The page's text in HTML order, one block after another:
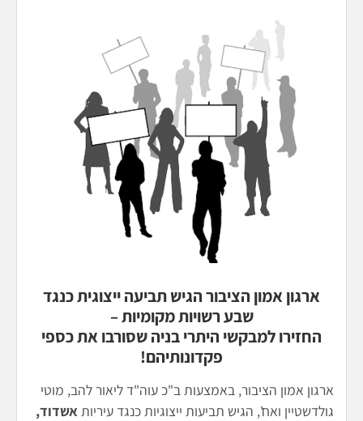
ארגון אמון הציבור הגיש תביעה ייצוגית כנגד
שבע רשויות מקומיות –
החזירו למבקשי היתרי בניה שסורבו את כספי
פקדונותיהם!
ארגון אמון הציבור, באמצעות ב"כ עוה"ד ליאור להב, מוטי
גולדשטיין ואח', הגיש תביעות ייצוגיות כנגד עיריות אשדוד,